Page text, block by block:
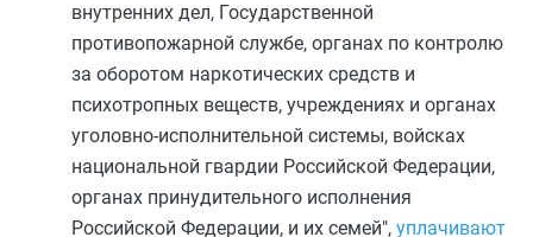
внутренних дел, Государственной
противопожарной службе, органах по контролю
за оборотом наркотических средств и
психотропных веществ, учреждениях и органах
уголовно-исполнительной системы, войсках
национальной гвардии Российской Федерации,
органах принудительного исполнения
Российской Федерации, и их семей", уплачивают